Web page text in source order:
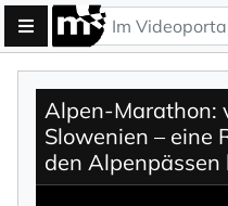
Alpen-Marathon:
Slowenien – eine
den Alpenpässen